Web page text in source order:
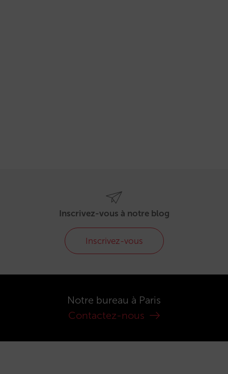
Inscrivez-vous à notre blog
Inscrivez-vous
Notre bureau à Paris
Contactez-nous